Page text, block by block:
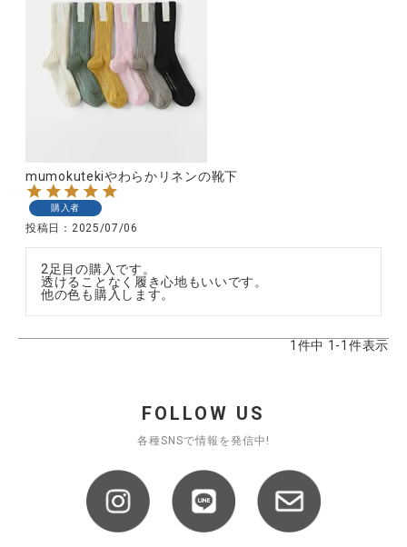
ログイン
ナチュラル服
ファッション雑貨
生活雑貨
全ての商品
mumokutekiやわらかリネンの靴下
購入者
投稿日 2025/07/06
2足目の購入です。
透けることなく履き心地もいいです。
他の色も購入します。
1 件中 1 -1 件表示
FOLLOW US
各種SNSで情報を発信中!